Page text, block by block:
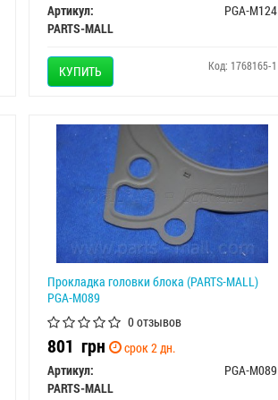
Артикул:
PGA-M124
PARTS-MALL
КУПИТЬ Код: 1768165-1
Прокладка головки блока (PARTS-MALL)
PGA-M089
0 отзывов
801 грн
срок 2 дн.
Артикул:
PGA-M089
PARTS-MALL